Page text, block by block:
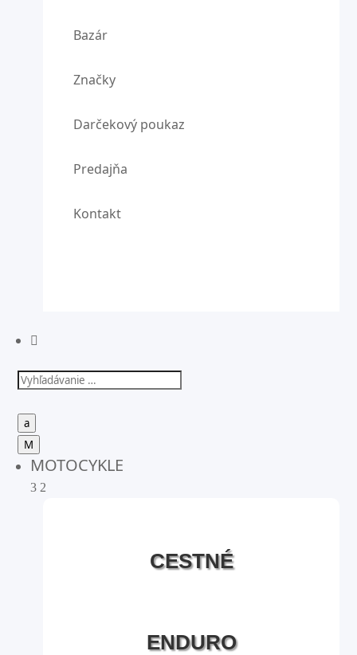
Bazár
Značky
Darčekový poukaz
Predajňa
Kontakt

a
M
MOTOCYKLE
3 2
CESTNÉ
ENDURO